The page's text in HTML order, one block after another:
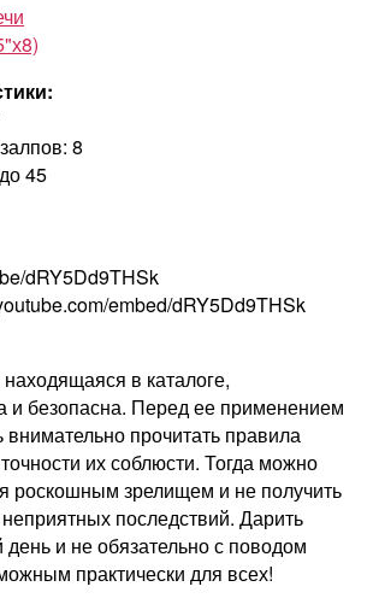
8
45
dRY5Dd9THSk
embed/dRY5Dd9THSk
в каталоге,
и безопасна. Перед ее применением
прочитать правила
их соблюсти. Тогда можно
роскошным зрелищем и не получить
последствий. Дарить
и не обязательно с поводом
практически для всех!